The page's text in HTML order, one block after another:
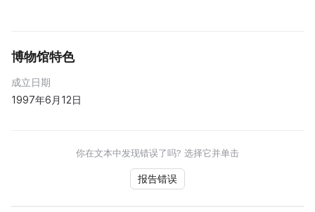
博物馆特色
成立日期
1997年6月12日
你在文本中发现错误了吗? 选择它并单击
报告错误